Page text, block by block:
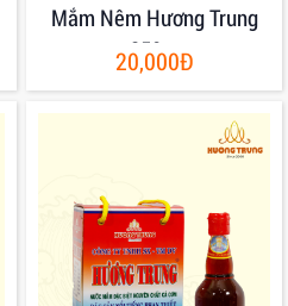
Mắm Nêm Hương Trung
250gr
20,000Đ